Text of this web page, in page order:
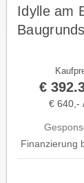
Idylle am
€
€ 640,-
Finanzierung